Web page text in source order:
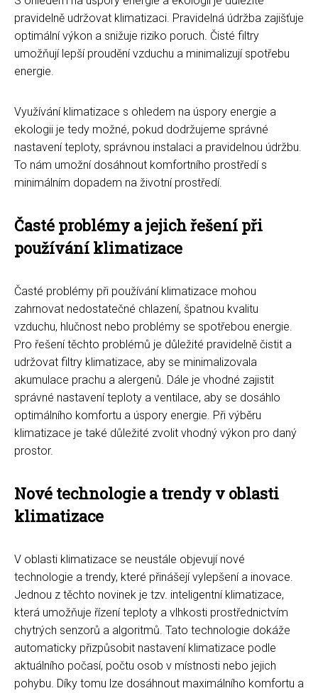
pravidelně udržovat klimatizaci. Pravidelná údržba zajišťuje
optimální výkon a snižuje riziko poruch. Čisté filtry
umožňují lepší proudění vzduchu a minimalizují spotřebu
energie.
Využívání klimatizace s ohledem na úspory energie a
ekologii je tedy možné, pokud dodržujeme správné
nastavení teploty, správnou instalaci a pravidelnou údržbu.
To nám umožní dosáhnout komfortního prostředí s
minimálním dopadem na životní prostředí.
Časté problémy a jejich řešení při
používání klimatizace
Časté problémy při používání klimatizace mohou
zahrnovat nedostatečné chlazení, špatnou kvalitu
vzduchu, hlučnost nebo problémy se spotřebou energie.
Pro řešení těchto problémů je důležité pravidelně čistit a
udržovat filtry klimatizace, aby se minimalizovala
akumulace prachu a alergenů. Dále je vhodné zajistit
správné nastavení teploty a ventilace, aby se dosáhlo
optimálního komfortu a úspory energie. Při výběru
klimatizace je také důležité zvolit vhodný výkon pro daný
prostor.
Nové technologie a trendy v oblasti
klimatizace
V oblasti klimatizace se neustále objevují nové
technologie a trendy, které přinášejí vylepšení a inovace.
Jednou z těchto novinek je tzv. inteligentní klimatizace,
která umožňuje řízení teploty a vlhkosti prostřednictvím
chytrých senzorů a algoritmů. Tato technologie dokáže
automaticky přizpůsobit nastavení klimatizace podle
aktuálního počasí, počtu osob v místnosti nebo jejich
pohybu. Díky tomu lze dosáhnout maximálního komfortu a